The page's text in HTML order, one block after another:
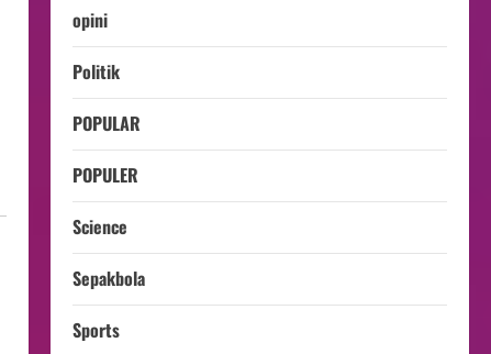
opini
Politik
POPULAR
POPULER
Science
Sepakbola
Sports